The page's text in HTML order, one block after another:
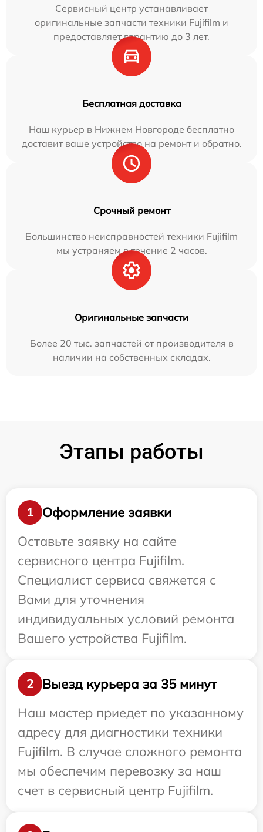
Сервисный центр устанавливает
оригинальные запчасти техники Fujifilm и
предоставляет гарантию до 3 лет.
Бесплатная доставка
Наш курьер в Нижнем Новгороде бесплатно
доставит ваше устройство на ремонт и обратно.
Срочный ремонт
Большинство неисправностей техники Fujifilm
мы устраняем в течение 2 часов.
Оригинальные запчасти
Более 20 тыс. запчастей от производителя в
наличии на собственных складах.
Этапы работы
1
Оформление заявки
Оставьте заявку на сайте
сервисного центра Fujifilm.
Специалист сервиса свяжется с
Вами для уточнения
индивидуальных условий ремонта
Вашего устройства Fujifilm.
2
Выезд курьера за 35 минут
Наш мастер приедет по указанному
адресу для диагностики техники
Fujifilm. В случае сложного ремонта
мы обеспечим перевозку за наш
счет в сервисный центр Fujifilm.